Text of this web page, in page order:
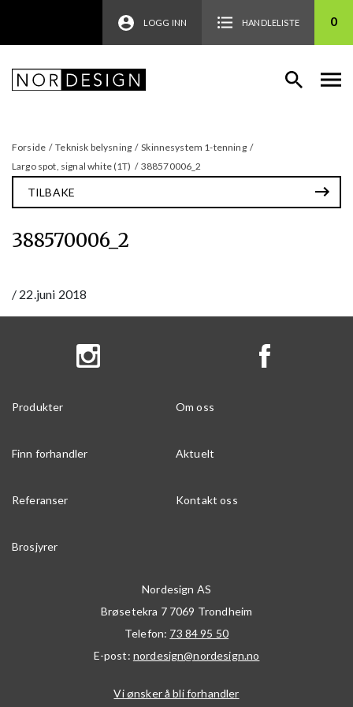
LOGG INN HANDLELISTE 0
Forside / Teknisk belysning / Skinnesystem 1-tenning /
Largo spot, signal white (1T) / 388570006_2
TILBAKE
388570006_2
/ 22.juni 2018
Produkter Om oss
Finn forhandler Aktuelt
Referanser Kontakt oss
Brosjyrer
Nordesign AS
Brøsetekra 7 7069 Trondheim
Telefon: 73 84 95 50
E-post: nordesign@nordesign.no
Vi ønsker å bli forhandler